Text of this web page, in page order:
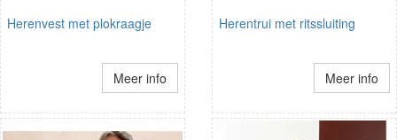
Herenvest met plokraagje
Meer info
Herentrui met ritssluiting
Meer info